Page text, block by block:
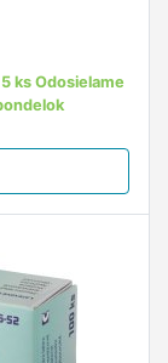
ks Odosielame